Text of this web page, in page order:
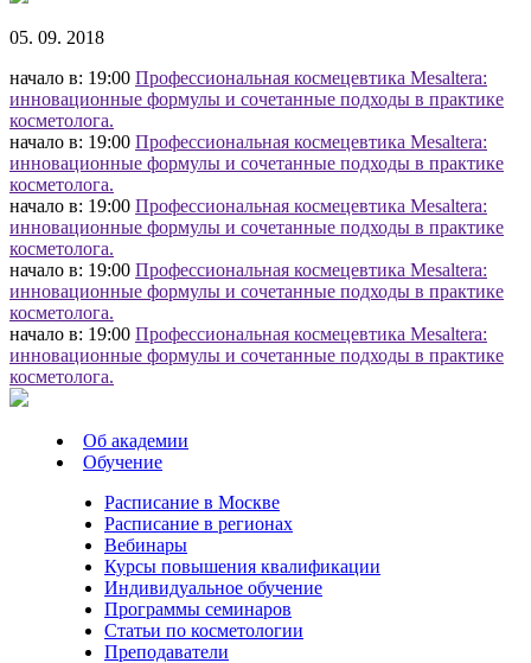
05. 09. 2018
начало в: 19:00 Профессиональная космецевтика Mesaltera:
инновационные формулы и сочетанные подходы в практике
косметолога.
начало в: 19:00 Профессиональная космецевтика Mesaltera:
инновационные формулы и сочетанные подходы в практике
косметолога.
начало в: 19:00 Профессиональная космецевтика Mesaltera:
инновационные формулы и сочетанные подходы в практике
косметолога.
начало в: 19:00 Профессиональная космецевтика Mesaltera:
инновационные формулы и сочетанные подходы в практике
косметолога.
начало в: 19:00 Профессиональная космецевтика Mesaltera:
инновационные формулы и сочетанные подходы в практике
косметолога.
Об академии
Обучение
Расписание в Москве
Расписание в регионах
Вебинары
Курсы повышения квалификации
Индивидуальное обучение
Программы семинаров
Статьи по косметологии
Преподаватели